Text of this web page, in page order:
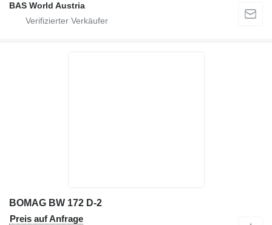
BAS World Austria
BOMAG BW 172 D-2
Preis auf Anfrage